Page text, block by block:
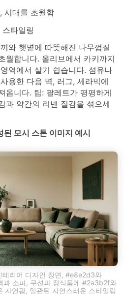
시대를 초월함
타일링
와 햇볕에 따뜻해진 나무껍질
월합니다. 올리브에서 카키까지
역에서 살기 쉽습니다. 섬유나
용한 다음 벽, 러그, 세라믹에
옵니다. 팁: 팔레트가 평평하게
과 약간의 리넨 질감을 섞으세
모시 스톤 이미지 예시
테리어 디자인 장면, #e8e2d3와
소파, 쿠션과 장식품에 #2a3b2f와
연광, 일관된 자연스러운 스타일링